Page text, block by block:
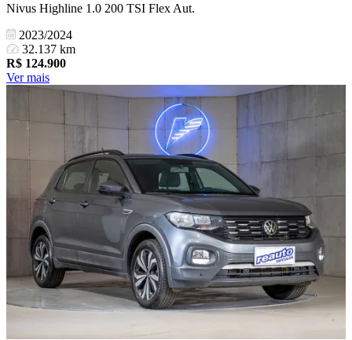
Nivus Highline 1.0 200 TSI Flex Aut.
2023/2024
32.137 km
R$ 124.900
Ver mais